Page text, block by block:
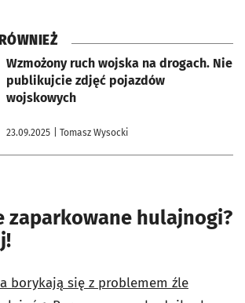
Wzmożony ruch wojska na drogach. Nie
publikujcie zdjęć pojazdów
wojskowych
23.09.2025 | Tomasz Wysocki
zaparkowane hulajnogi?
borykają się z problemem źle